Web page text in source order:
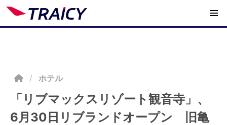
/ ホテル
「リブマックスリゾート観音寺」、
6月30日リブランドオープン 旧亀